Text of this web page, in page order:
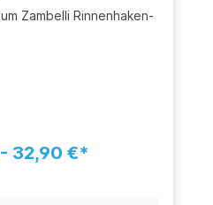
Zambelli Rinnenhaken-
32,90 €*